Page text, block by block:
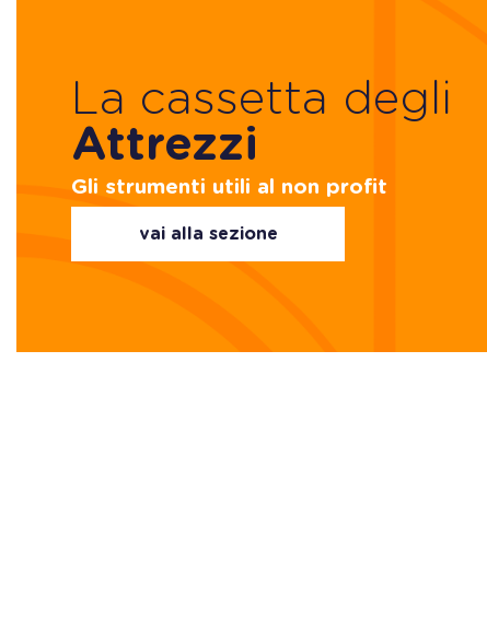
La cassetta degli
Attrezzi
Gli strumenti utili al non profit
vai alla sezione